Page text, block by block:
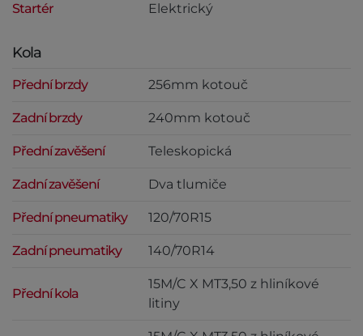
Startér Elektrický
Kola
Přední brzdy 256mm kotouč
Zadní brzdy 240mm kotouč
Přední zavěšení Teleskopická
Zadní zavěšení Dva tlumiče
Přední pneumatiky 120/70R15
Zadní pneumatiky 140/70R14
Přední kola
15M/C X MT3,50 z hliníkové
litiny